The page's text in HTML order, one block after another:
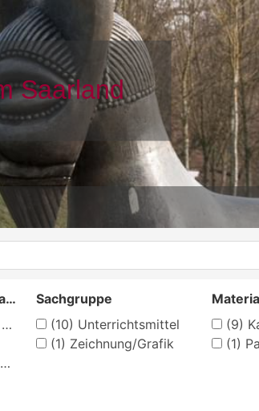
Beteiligte Person/Organisation
Sachgruppe
(10) Unterrichtsmittel
(1) Zeichnung/Grafik
(9)
(1)